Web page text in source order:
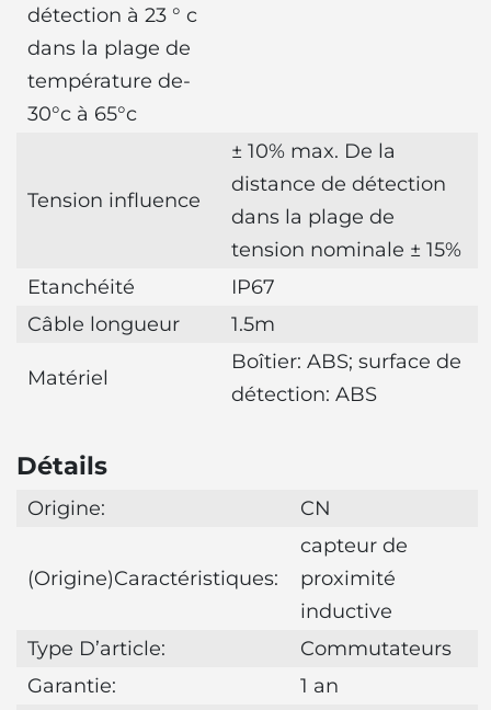
détection à 23 ° c
dans la plage de
température de-
30°c à 65°c
Tension influence
± 10% max. De la
distance de détection
dans la plage de
tension nominale ± 15%
Etanchéité
IP67
Câble longueur
1.5m
Matériel
Boîtier: ABS; surface de
détection: ABS
Détails
Origine: CN
(Origine)Caractéristiques:
capteur de
proximité
inductive
Type D’article:
Commutateurs
Garantie:
1 an